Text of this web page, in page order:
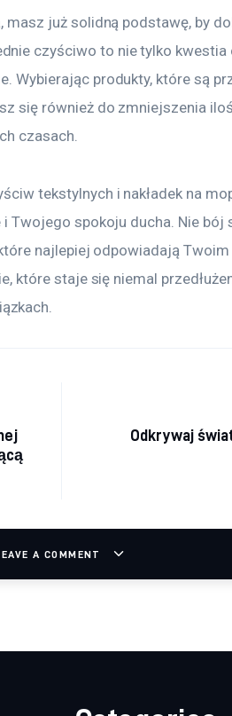
masz już solidną podstawę, by
czyściwo to nie tylko
Wybierając produkty, które są
się również do zmniejszenia
czasach.
tekstylnych i nakładek na
i Twojego spokoju ducha. Nie bój
najlepiej odpowiadają
które staje się niemal
Odkrywaj
A COMMENT